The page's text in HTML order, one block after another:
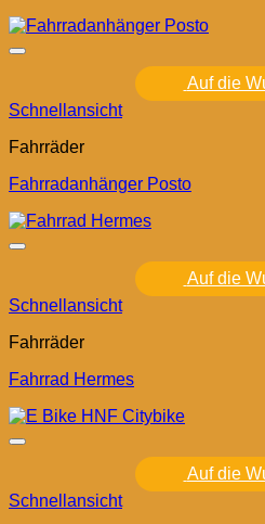
Auf die
Schnellansicht
Fahrräder
Fahrradanhänger Posto
Auf die
Schnellansicht
Fahrräder
Fahrrad Hermes
Auf die
Schnellansicht